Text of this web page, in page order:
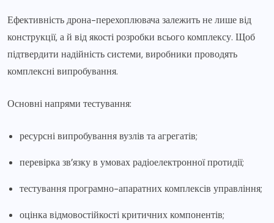
Ефективність дрона-перехоплювача залежить не лише від
конструкції, а й від якості розробки всього комплексу. Щоб
підтвердити надійність системи, виробники проводять
комплексні випробування.
Основні напрями тестування:
ресурсні випробування вузлів та агрегатів;
перевірка зв’язку в умовах радіоелектронної протидії;
тестування програмно-апаратних комплексів управління;
оцінка відмовостійкості критичних компонентів;